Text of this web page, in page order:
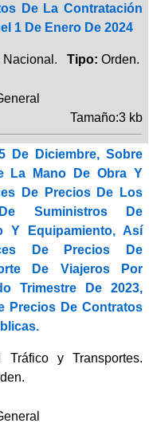
De La Contratación
1 De Enero De 2024
Nacional. Tipo: Orden.
Tamaño:3 kb
De Diciembre, Sobre
La Mano De Obra Y
De Precios De Los
Suministros De
Y Equipamiento, Así
De Precios De
De Viajeros Por
Trimestre De 2023,
Precios De Contratos
Tráfico y Transportes.